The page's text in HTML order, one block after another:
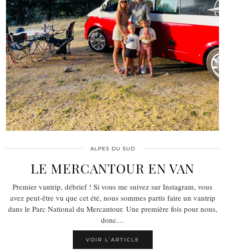
ALPES DU SUD
LE MERCANTOUR EN VAN
Premier vantrip, débrief ! Si vous me suivez sur Instagram, vous
avez peut-être vu que cet été, nous sommes partis faire un vantrip
dans le Parc National du Mercantour. Une première fois pour nous,
donc…
VOIR L’ARTICLE